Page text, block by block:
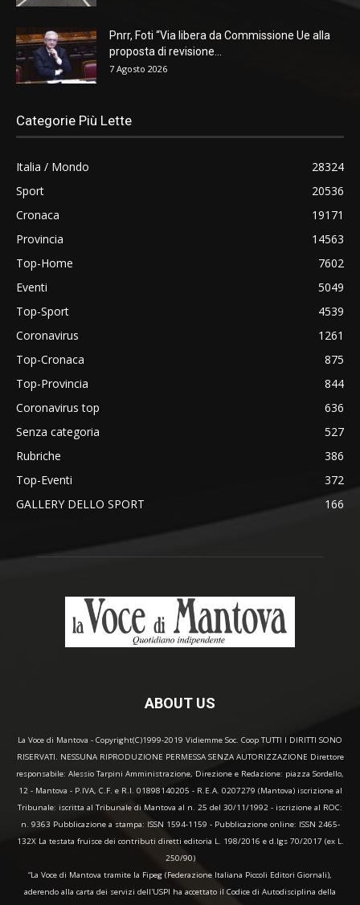
Pnrr, Foti “Via libera da Commissione Ue alla
proposta di revisione...
7 Agosto 2026
Categorie Più Lette
Italia / Mondo
28324
Sport
20536
Cronaca
19171
Provincia
14563
Top-Home
7602
Eventi
5049
Top-Sport
4539
Coronavirus
1261
Top-Cronaca
875
Top-Provincia
844
Coronavirus top
636
Senza categoria
527
Rubriche
386
Top-Eventi
372
GALLERY DELLO SPORT
166
ABOUT US
La Voce di Mantova - Copyright(C)1999-2019 Vidiemme Soc. Coop TUTTI I DIRITTI SONO
RISERVATI. NESSUNA RIPRODUZIONE PERMESSA SENZA AUTORIZZAZIONE Direttore
responsabile: Alessio Tarpini Amministrazione, Direzione e Redazione: piazza Sordello,
12 - Mantova - P.IVA, C.F. e R.I. 01898140205 - R.E.A. 0207279 (Mantova) iscrizione al
Tribunale: iscritta al Tribunale di Mantova al n. 25 del 30/11/1992 - iscrizione al ROC:
n. 9363 Pubblicazione a stampa: ISSN 1594-1159 - Pubblicazione online: ISSN 2465-
132X La testata fruisce dei contributi diretti editoria L. 198/2016 e d.lgs 70/2017 (ex L.
250/90)
“La Voce di Mantova tramite la Fipeg (Federazione Italiana Piccoli Editori Giornali),
aderendo alla carta dei servizi dell'USPI ha accettato il Codice di Autodisciplina della